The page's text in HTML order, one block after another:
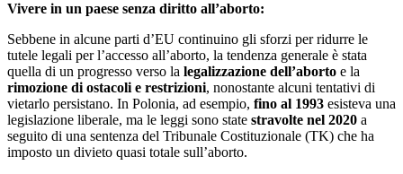
Vivere in un paese senza diritto all’aborto:
Sebbene in alcune parti d’EU continuino gli sforzi per ridurre le
tutele legali per l’accesso all’aborto, la tendenza generale è stata
quella di un progresso verso la legalizzazione dell’aborto e la
rimozione di ostacoli e restrizioni, nonostante alcuni tentativi di
vietarlo persistano. In Polonia, ad esempio, fino al 1993 esisteva una
legislazione liberale, ma le leggi sono state stravolte nel 2020 a
seguito di una sentenza del Tribunale Costituzionale (TK) che ha
imposto un divieto quasi totale sull’aborto.